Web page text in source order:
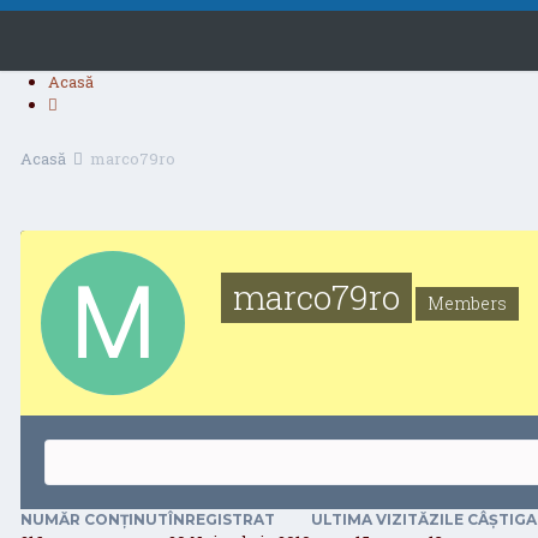
Acasă
Acasă marco79ro
marco79ro Members
NUMĂR CONȚINUTÎNREGISTRAT ULTIMA VIZITĂZILE